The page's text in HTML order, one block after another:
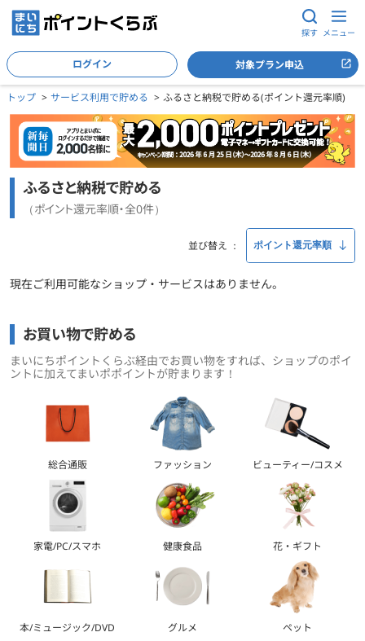
探す メニュー
ログイン 対象プラン申込
トップ サービス利用で貯める ふるさと納税で貯める(ポイント還元率順)
ふるさと納税で貯める
（ポイント還元率順・全0件）
並び替え
現在ご利用可能なショップ・サービスはありません。
お買い物で貯める
まいにちポイントくらぶ経由でお買い物をすれば、ショップのポイ
ントに加えてまいポポイントが貯まります！
総合通販 ファッション ビューティー/コスメ
家電/PC/スマホ 健康食品 花・ギフト
本/ミュージック/DVD グルメ ペット